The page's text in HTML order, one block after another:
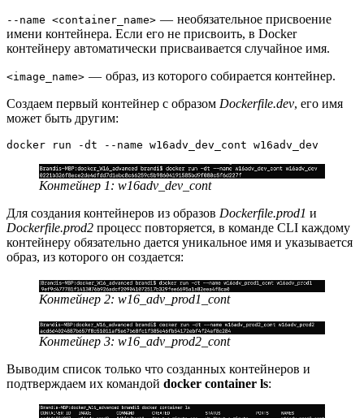
--name <container_name> — необязательное присвоение
имени контейнера. Если его не присвоить, в Docker
контейнеру автоматически присваивается случайное имя.
<image_name> — образ, из которого собирается контейнер.
Создаем первый контейнер с образом Dockerfile.dev, его имя
может быть другим:
docker run -dt --name w16adv_dev_cont w16adv_dev
Контейнер 1: w16adv_dev_cont
Для создания контейнеров из образов Dockerfile.prod1 и
Dockerfile.prod2 процесс повторяется, в команде CLI каждому
контейнеру обязательно дается уникальное имя и указывается
образ, из которого он создается:
Контейнер 2: w16_adv_prod1_cont
Контейнер 3: w16_adv_prod2_cont
Выводим список только что созданных контейнеров и
подтверждаем их командой docker container ls: